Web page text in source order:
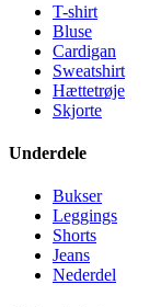
T-shirt
Bluse
Cardigan
Sweatshirt
Hættetrøje
Skjorte
Underdele
Bukser
Leggings
Shorts
Jeans
Nederdel